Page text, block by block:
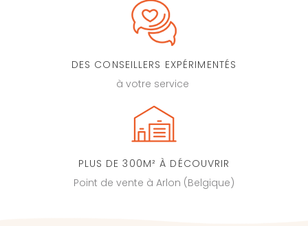
DES CONSEILLERS EXPÉRIMENTÉS
à votre service
PLUS DE 300M² À DÉCOUVRIR
Point de vente à Arlon (Belgique)